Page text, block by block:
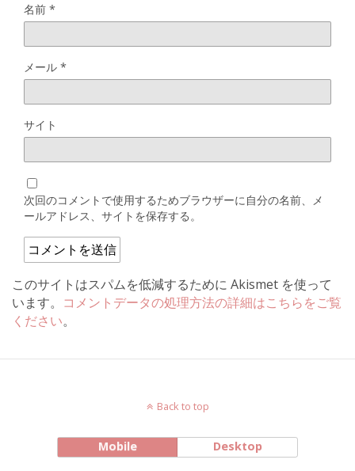
名前 *
メール *
サイト
次回のコメントで使用するためブラウザーに自分の名前、メ
ールアドレス、サイトを保存する。
このサイトはスパムを低減するために Akismet を使って
います。 コメントデータの処理方法の詳細はこちらをご覧
ください。
Back to top
Mobile Desktop